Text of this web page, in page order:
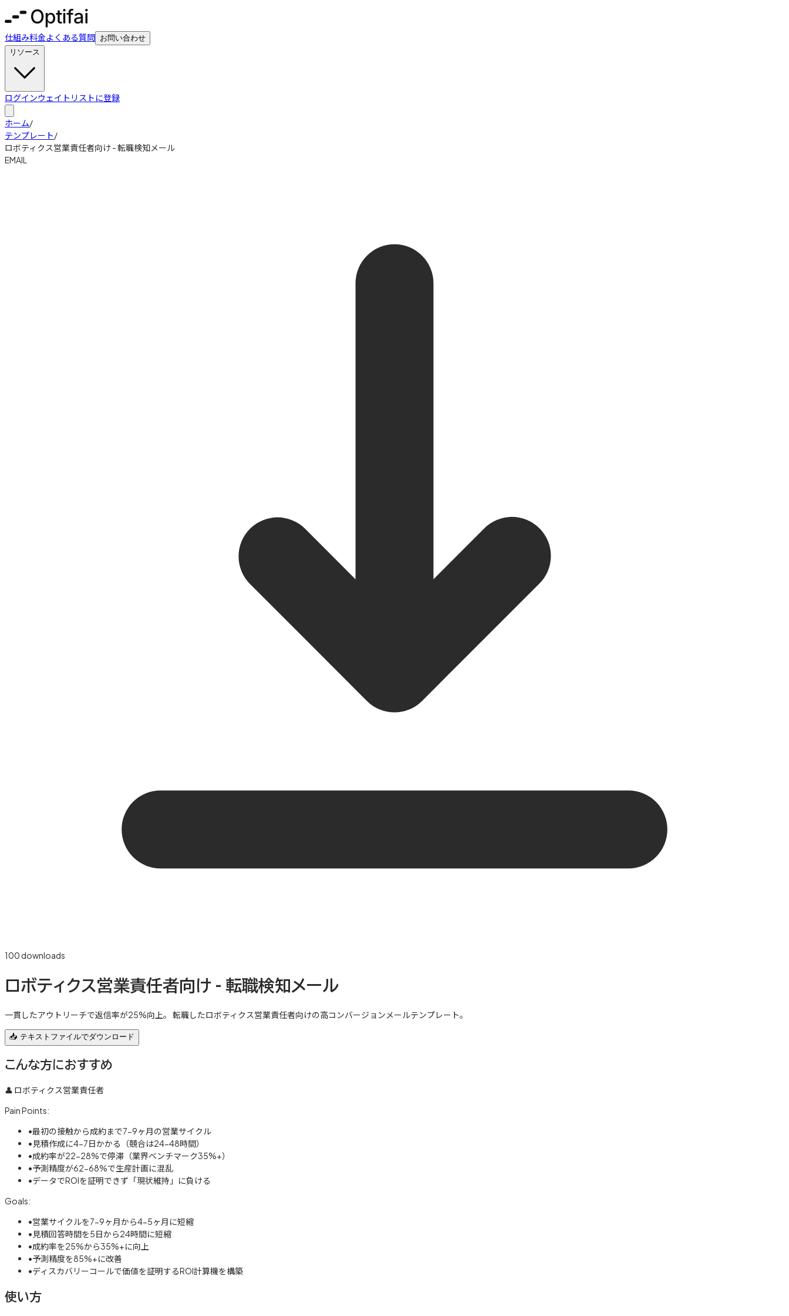
仕組み料金よくある質問 お問い合わせ
リソース
ログインウェイトリストに登録
ホーム/
テンプレート/
ロボティクス営業責任者向け - 転職検知メール
EMAIL
100 downloads
ロボティクス営業責任者向け - 転職検知メール
一貫したアウトリーチで返信率が25%向上。 転職したロボティクス営業責任者向けの高コンバージョンメールテンプレート。
📥 テキストファイルでダウンロード
こんな方におすすめ
👤 ロボティクス営業責任者
Pain Points:
•最初の接触から成約まで7-9ヶ月の営業サイクル
• 見積作成に4-7日かかる（競合は24-48時間）
•成約率が22-28%で停滞（業界ベンチマーク35%+）
•予測精度が62-68%で生産計画に混乱
•データでROIを証明できず「現状維持」に負ける
Goals:
•営業サイクルを7-9ヶ月から4-5ヶ月に短縮
• 見積回答時間を5日から24時間に短縮
•成約率を25%から35%+に向上
•予測精度を85%+に改善
•ディスカバリーコールで価値を証明するROI計算機を構築
使い方